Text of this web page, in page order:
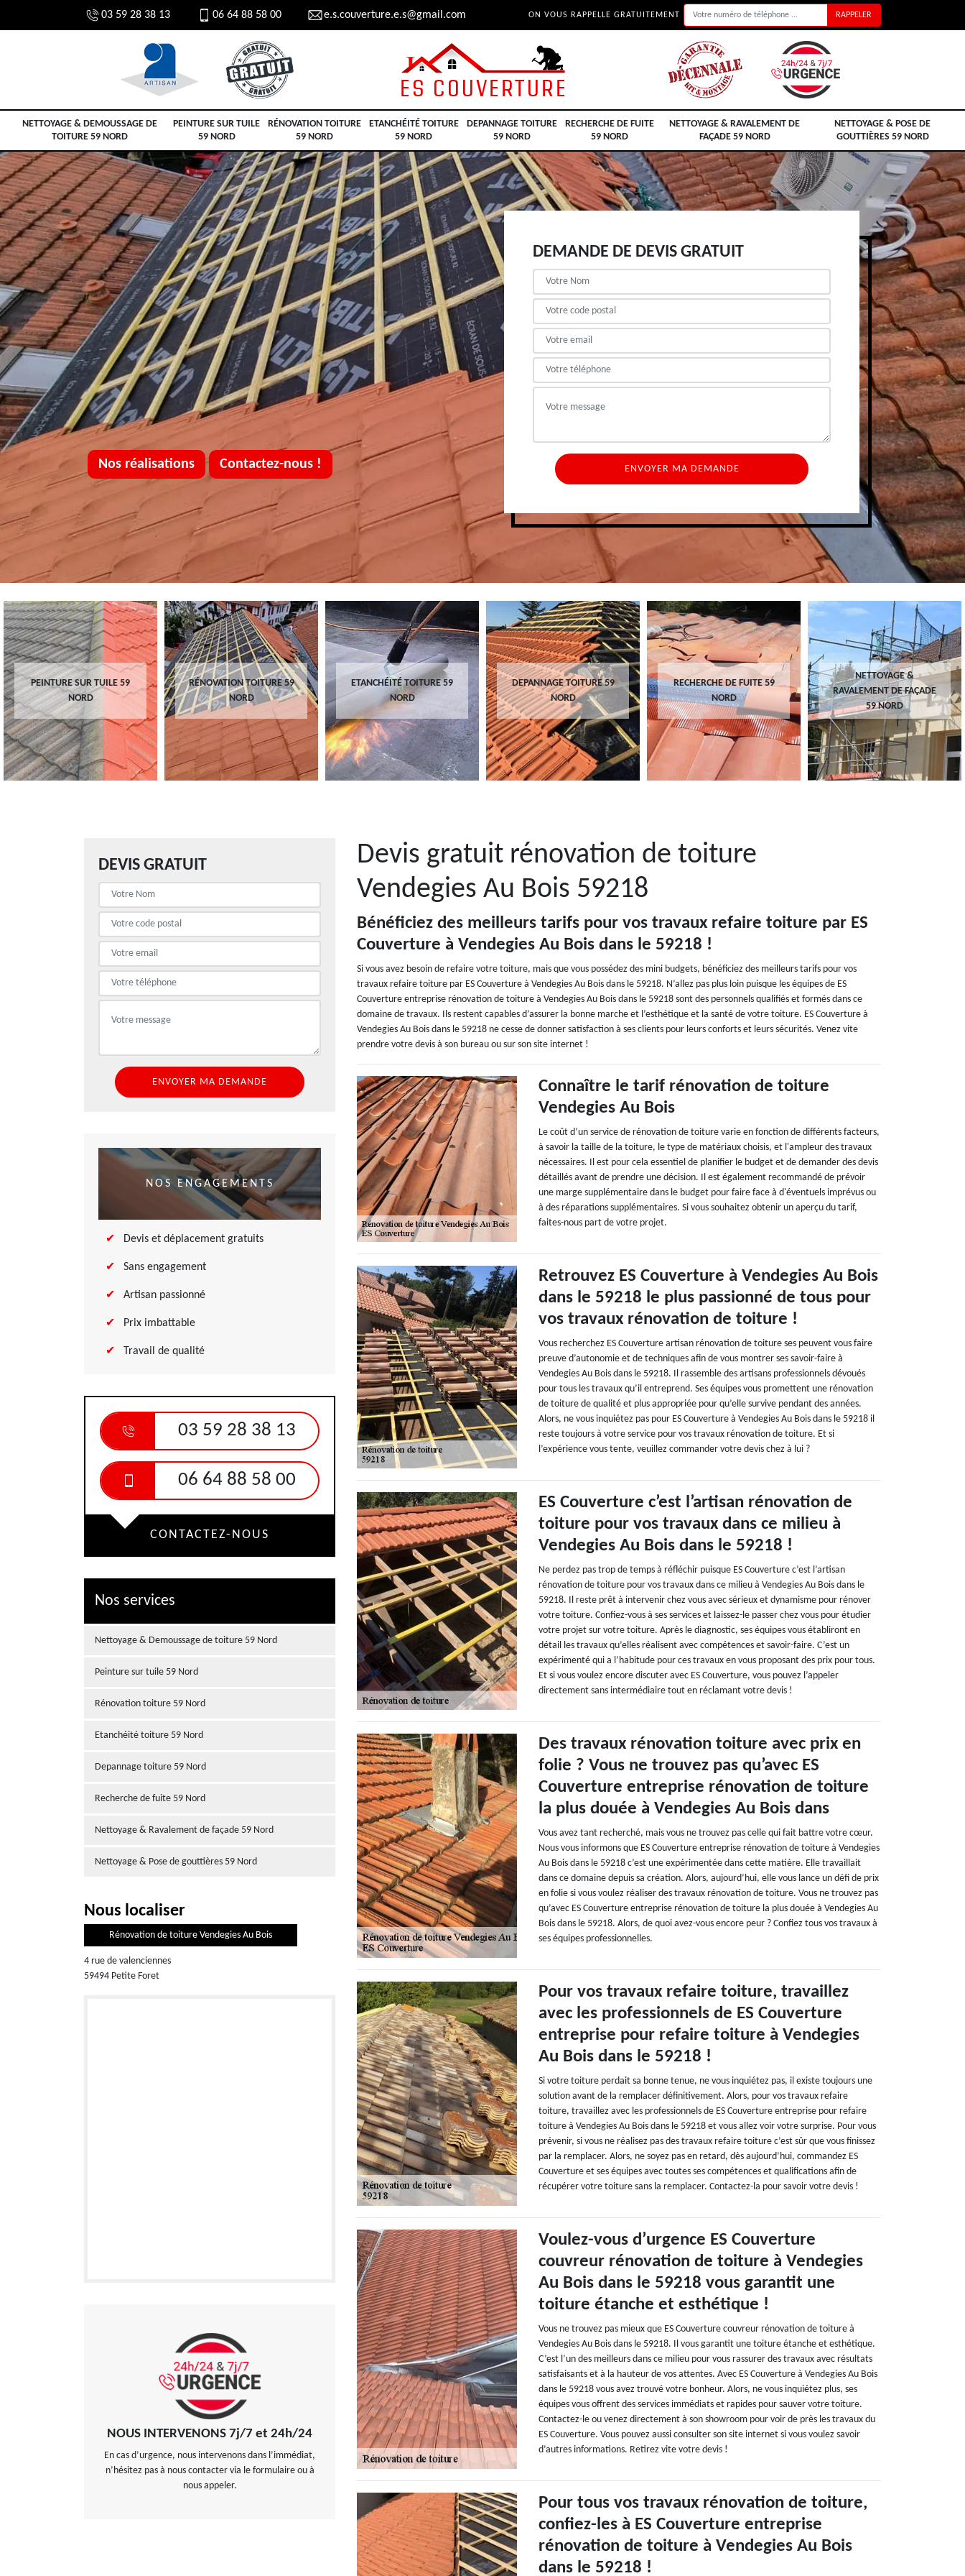
03 59 28 38 13 06 64 88 58 00 e.s.couverture.e.s@gmail.com ON VOUS RAPPELLE GRATUITEMENT
NETTOYAGE & DEMOUSSAGE DE
TOITURE 59 NORD
PEINTURE SUR TUILE
59 NORD
RÉNOVATION TOITURE
59 NORD
ETANCHÉITÉ TOITURE
59 NORD
DEPANNAGE TOITURE
59 NORD
RECHERCHE DE FUITE
59 NORD
NETTOYAGE & RAVALEMENT DE
FAÇADE 59 NORD
NETTOYAGE & POSE DE
GOUTTIÈRES 59 NORD
Nos réalisations Contactez-nous !
DEMANDE DE DEVIS GRATUIT
PEINTURE SUR TUILE 59
NORD
RÉNOVATION TOITURE 59
NORD
ETANCHÉITÉ TOITURE 59
NORD
DEPANNAGE TOITURE 59
NORD
RECHERCHE DE FUITE 59
NORD
NETTOYAGE &
RAVALEMENT DE FAÇADE
59 NORD
DEVIS GRATUIT
NOS ENGAGEMENTS
Devis et déplacement gratuits
Sans engagement
Artisan passionné
Prix imbattable
Travail de qualité
03 59 28 38 13
06 64 88 58 00
CONTACTEZ-NOUS
Nos services
Nettoyage & Demoussage de toiture 59 Nord
Peinture sur tuile 59 Nord
Rénovation toiture 59 Nord
Etanchéité toiture 59 Nord
Depannage toiture 59 Nord
Recherche de fuite 59 Nord
Nettoyage & Ravalement de façade 59 Nord
Nettoyage & Pose de gouttières 59 Nord
Nous localiser
Rénovation de toiture Vendegies Au Bois
4 rue de valenciennes
59494 Petite Foret
NOUS INTERVENONS 7j/7 et 24h/24
En cas d’urgence, nous intervenons dans l’immédiat,
n’hésitez pas à nous contacter via le formulaire ou à
nous appeler.
Devis gratuit rénovation de toiture
Vendegies Au Bois 59218
Bénéficiez des meilleurs tarifs pour vos travaux refaire toiture par ES
Couverture à Vendegies Au Bois dans le 59218 !
Si vous avez besoin de refaire votre toiture, mais que vous possédez des mini budgets, bénéficiez des meilleurs tarifs pour vos
travaux refaire toiture par ES Couverture à Vendegies Au Bois dans le 59218. N’allez pas plus loin puisque les équipes de ES
Couverture entreprise rénovation de toiture à Vendegies Au Bois dans le 59218 sont des personnels qualifiés et formés dans ce
domaine de travaux. Ils restent capables d’assurer la bonne marche et l’esthétique et la santé de votre toiture. ES Couverture à
Vendegies Au Bois dans le 59218 ne cesse de donner satisfaction à ses clients pour leurs conforts et leurs sécurités. Venez vite
prendre votre devis à son bureau ou sur son site internet !
Connaître le tarif rénovation de toiture
Vendegies Au Bois
Le coût d’un service de rénovation de toiture varie en fonction de différents facteurs,
à savoir la taille de la toiture, le type de matériaux choisis, et l'ampleur des travaux
nécessaires. Il est pour cela essentiel de planifier le budget et de demander des devis
détaillés avant de prendre une décision. Il est également recommandé de prévoir
une marge supplémentaire dans le budget pour faire face à d'éventuels imprévus ou
à des réparations supplémentaires. Si vous souhaitez obtenir un aperçu du tarif,
faites-nous part de votre projet.
Retrouvez ES Couverture à Vendegies Au Bois
dans le 59218 le plus passionné de tous pour
vos travaux rénovation de toiture !
Vous recherchez ES Couverture artisan rénovation de toiture ses peuvent vous faire
preuve d’autonomie et de techniques afin de vous montrer ses savoir-faire à
Vendegies Au Bois dans le 59218. Il rassemble des artisans professionnels dévoués
pour tous les travaux qu’il entreprend. Ses équipes vous promettent une rénovation
de toiture de qualité et plus appropriée pour qu’elle survive pendant des années.
Alors, ne vous inquiétez pas pour ES Couverture à Vendegies Au Bois dans le 59218 il
reste toujours à votre service pour vos travaux rénovation de toiture. Et si
l’expérience vous tente, veuillez commander votre devis chez à lui ?
ES Couverture c’est l’artisan rénovation de
toiture pour vos travaux dans ce milieu à
Vendegies Au Bois dans le 59218 !
Ne perdez pas trop de temps à réfléchir puisque ES Couverture c’est l’artisan
rénovation de toiture pour vos travaux dans ce milieu à Vendegies Au Bois dans le
59218. Il reste prêt à intervenir chez vous avec sérieux et dynamisme pour rénover
votre toiture. Confiez-vous à ses services et laissez-le passer chez vous pour étudier
votre projet sur votre toiture. Après le diagnostic, ses équipes vous établiront en
détail les travaux qu’elles réalisent avec compétences et savoir-faire. C’est un
expérimenté qui a l’habitude pour ces travaux en vous proposant des prix pour tous.
Et si vous voulez encore discuter avec ES Couverture, vous pouvez l’appeler
directement sans intermédiaire tout en réclamant votre devis !
Des travaux rénovation toiture avec prix en
folie ? Vous ne trouvez pas qu’avec ES
Couverture entreprise rénovation de toiture
la plus douée à Vendegies Au Bois dans
Vous avez tant recherché, mais vous ne trouvez pas celle qui fait battre votre cœur.
Nous vous informons que ES Couverture entreprise rénovation de toiture à Vendegies
Au Bois dans le 59218 c’est une expérimentée dans cette matière. Elle travaillait
dans ce domaine depuis sa création. Alors, aujourd’hui, elle vous lance un défi de prix
en folie si vous voulez réaliser des travaux rénovation de toiture. Vous ne trouvez pas
qu’avec ES Couverture entreprise rénovation de toiture la plus douée à Vendegies Au
Bois dans le 59218. Alors, de quoi avez-vous encore peur ? Confiez tous vos travaux à
ses équipes professionnelles.
Pour vos travaux refaire toiture, travaillez
avec les professionnels de ES Couverture
entreprise pour refaire toiture à Vendegies
Au Bois dans le 59218 !
Si votre toiture perdait sa bonne tenue, ne vous inquiétez pas, il existe toujours une
solution avant de la remplacer définitivement. Alors, pour vos travaux refaire
toiture, travaillez avec les professionnels de ES Couverture entreprise pour refaire
toiture à Vendegies Au Bois dans le 59218 et vous allez voir votre surprise. Pour vous
prévenir, si vous ne réalisez pas des travaux refaire toiture c’est sûr que vous finissez
par la remplacer. Alors, ne soyez pas en retard, dès aujourd’hui, commandez ES
Couverture et ses équipes avec toutes ses compétences et qualifications afin de
récupérer votre toiture sans la remplacer. Contactez-la pour savoir votre devis !
Voulez-vous d’urgence ES Couverture
couvreur rénovation de toiture à Vendegies
Au Bois dans le 59218 vous garantit une
toiture étanche et esthétique !
Vous ne trouvez pas mieux que ES Couverture couvreur rénovation de toiture à
Vendegies Au Bois dans le 59218. Il vous garantit une toiture étanche et esthétique.
C’est l’un des meilleurs dans ce milieu pour vous rassurer des travaux avec résultats
satisfaisants et à la hauteur de vos attentes. Avec ES Couverture à Vendegies Au Bois
dans le 59218 vous avez trouvé votre bonheur. Alors, ne vous inquiétez plus, ses
équipes vous offrent des services immédiats et rapides pour sauver votre toiture.
Contactez-le ou venez directement à son showroom pour voir de près les travaux du
ES Couverture. Vous pouvez aussi consulter son site internet si vous voulez savoir
d’autres informations. Retirez vite votre devis !
Pour tous vos travaux rénovation de toiture,
confiez-les à ES Couverture entreprise
rénovation de toiture à Vendegies Au Bois
dans le 59218 !